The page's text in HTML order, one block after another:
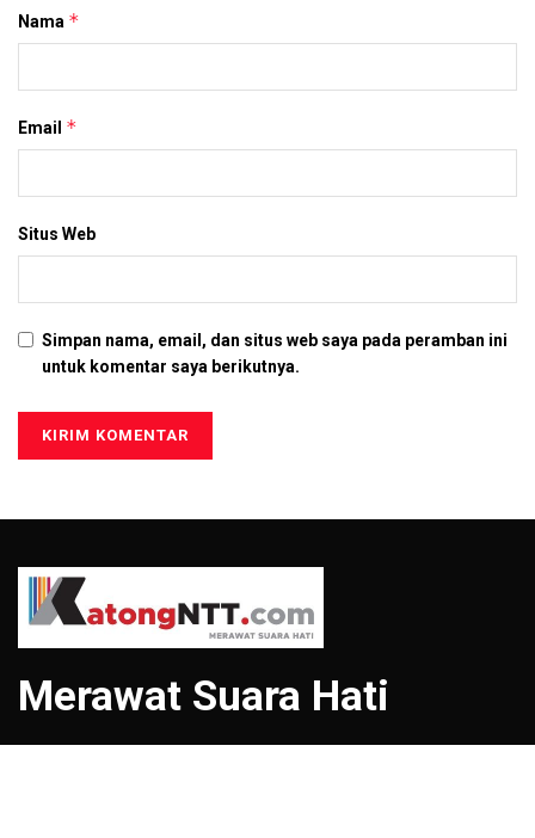
Nama *
Email *
Situs Web
Simpan nama, email, dan situs web saya pada peramban ini
untuk komentar saya berikutnya.
Merawat Suara Hati